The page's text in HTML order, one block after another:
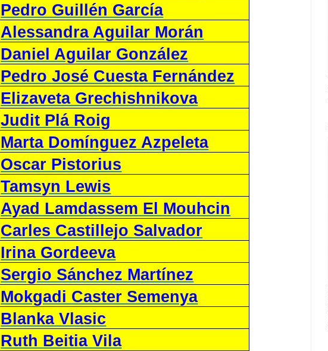
Pedro Guillén García
Alessandra Aguilar Morán
Daniel Aguilar González
Pedro José Cuesta Fernández
Elizaveta Grechishnikova
Judit Plá Roig
Marta Domínguez Azpeleta
Oscar Pistorius
Tamsyn Lewis
Ayad Lamdassem El Mouhcin
Carles Castillejo Salvador
Irina Gordeeva
Sergio Sánchez Martínez
Mokgadi Caster Semenya
Blanka Vlasic
Ruth Beitia Vila